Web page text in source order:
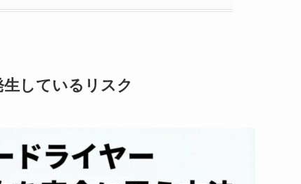
しているリスク